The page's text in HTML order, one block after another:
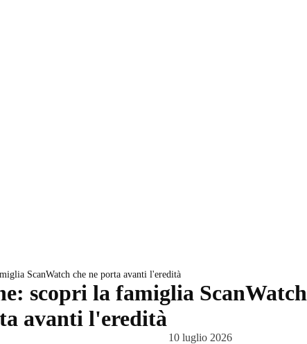
ScanWatch che ne porta avanti l'eredità
scopri la famiglia ScanWatch
avanti l'eredità
10 luglio 2026